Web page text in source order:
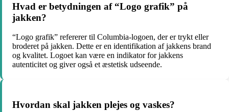
Hvad er betydningen af “Logo grafik” på
jakken?
“Logo grafik” refererer til Columbia-logoen, der er trykt eller
broderet på jakken. Dette er en identifikation af jakkens brand
og kvalitet. Logoet kan være en indikator for jakkens
autenticitet og giver også et æstetisk udseende.
Hvordan skal jakken plejes og vaskes?